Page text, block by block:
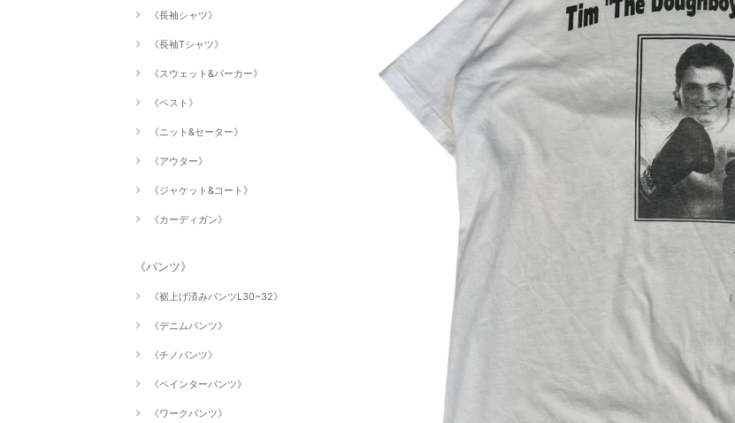
《長袖シャツ》
《長袖Tシャツ》
《スウェット&パーカー》
《ベスト》
《ニット&セーター》
《アウター》
《ジャケット&コート》
《カーディガン》
《パンツ》
《裾上げ済みパンツL30~32》
《デニムパンツ》
《チノパンツ》
《ペインターパンツ》
《ワークパンツ》